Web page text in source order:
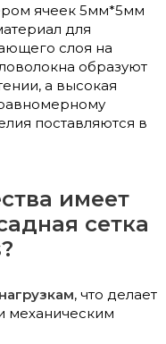
ячеек 5мм*5мм
для
слоя на
образуют
а высокая
поставляются в
имеет
сетка
, что делает
механическим